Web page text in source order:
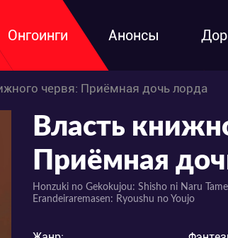
Онгоинги Анонсы
червя: Приёмная дочь лорда
Власть
Приёмная
Honzuki no Gekokujou: Shisho ni Naru
Erandeiraremasen: Ryoushu no Youjo